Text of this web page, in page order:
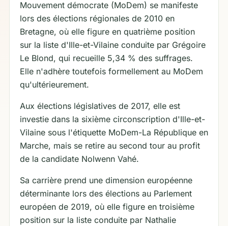
Mouvement démocrate (MoDem) se manifeste
lors des élections régionales de 2010 en
Bretagne, où elle figure en quatrième position
sur la liste d'Ille-et-Vilaine conduite par Grégoire
Le Blond, qui recueille 5,34 % des suffrages.
Elle n'adhère toutefois formellement au MoDem
qu'ultérieurement.
Aux élections législatives de 2017, elle est
investie dans la sixième circonscription d'Ille-et-
Vilaine sous l'étiquette MoDem-La République en
Marche, mais se retire au second tour au profit
de la candidate Nolwenn Vahé.
Sa carrière prend une dimension européenne
déterminante lors des élections au Parlement
européen de 2019, où elle figure en troisième
position sur la liste conduite par Nathalie